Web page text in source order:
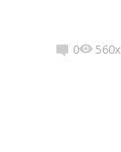
0 560x